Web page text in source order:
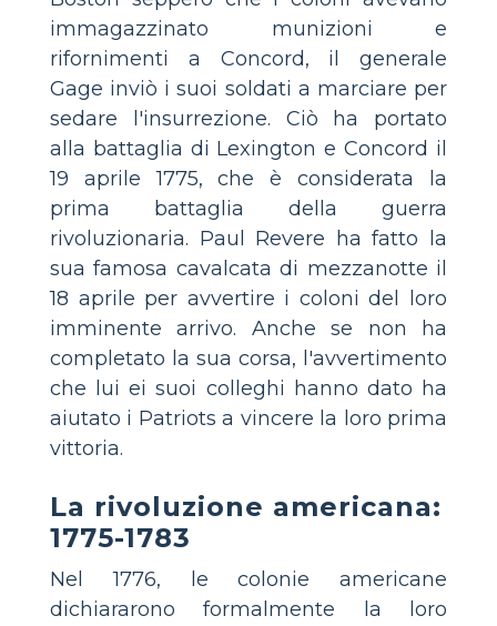
immagazzinato munizioni e
rifornimenti a Concord, il generale
Gage inviò i suoi soldati a marciare per
sedare l'insurrezione. Ciò ha portato
alla battaglia di Lexington e Concord il
19 aprile 1775, che è considerata la
prima battaglia della guerra
rivoluzionaria. Paul Revere ha fatto la
sua famosa cavalcata di mezzanotte il
18 aprile per avvertire i coloni del loro
imminente arrivo. Anche se non ha
completato la sua corsa, l'avvertimento
che lui ei suoi colleghi hanno dato ha
aiutato i Patriots a vincere la loro prima
vittoria.
La rivoluzione americana:
1775-1783
Nel 1776, le colonie americane
dichiararono formalmente la loro